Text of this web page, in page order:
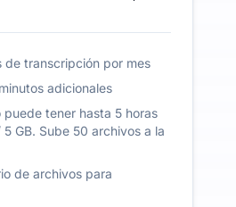
de transcripción por mes
adicionales
puede tener hasta 5 horas
GB. Sube 50 archivos a la
de archivos para